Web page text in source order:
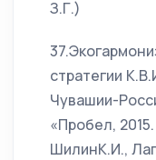
З.Г.)
стратегии
Чувашии-
«Пробел,
ШилинК.И.,